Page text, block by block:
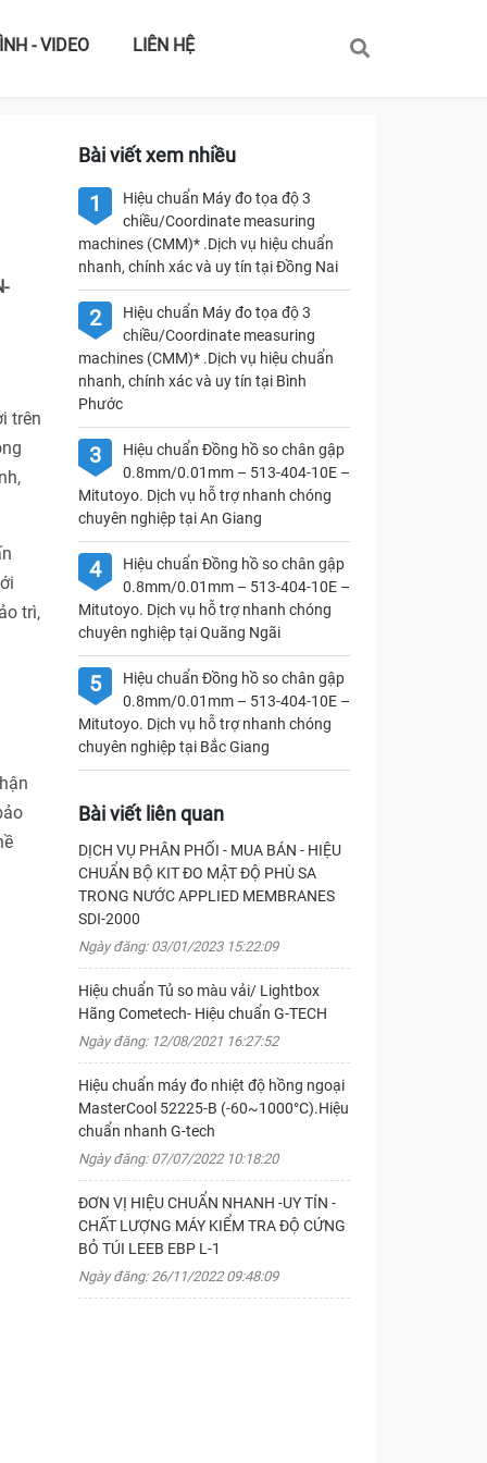
- VIDEO LIÊN HỆ
trên
trì,
Bài viết xem nhiều
1
Hiệu chuẩn Máy đo tọa độ 3
chiều/Coordinate measuring
machines (CMM)* .Dịch vụ hiệu chuẩn
nhanh, chính xác và uy tín tại Đồng Nai
2
Hiệu chuẩn Máy đo tọa độ 3
chiều/Coordinate measuring
machines (CMM)* .Dịch vụ hiệu chuẩn
nhanh, chính xác và uy tín tại Bình
Phước
3
Hiệu chuẩn Đồng hồ so chân gập
0.8mm/0.01mm – 513-404-10E –
Mitutoyo. Dịch vụ hỗ trợ nhanh chóng
chuyên nghiệp tại An Giang
4
Hiệu chuẩn Đồng hồ so chân gập
0.8mm/0.01mm – 513-404-10E –
Mitutoyo. Dịch vụ hỗ trợ nhanh chóng
chuyên nghiệp tại Quãng Ngãi
5
Hiệu chuẩn Đồng hồ so chân gập
0.8mm/0.01mm – 513-404-10E –
Mitutoyo. Dịch vụ hỗ trợ nhanh chóng
chuyên nghiệp tại Bắc Giang
Bài viết liên quan
DỊCH VỤ PHÂN PHỐI - MUA BÁN - HIỆU
CHUẨN BỘ KIT ĐO MẬT ĐỘ PHÙ SA
TRONG NƯỚC APPLIED MEMBRANES
SDI-2000
Ngày đăng: 03/01/2023 15:22:09
Hiệu chuẩn Tủ so màu vải/ Lightbox
Hãng Cometech- Hiệu chuẩn G-TECH
Ngày đăng: 12/08/2021 16:27:52
Hiệu chuẩn máy đo nhiệt độ hồng ngoại
MasterCool 52225-B (-60~1000°C).Hiệu
chuẩn nhanh G-tech
Ngày đăng: 07/07/2022 10:18:20
ĐƠN VỊ HIỆU CHUẨN NHANH -UY TÍN -
CHẤT LƯỢNG MÁY KIỂM TRA ĐỘ CỨNG
BỎ TÚI LEEB EBP L-1
Ngày đăng: 26/11/2022 09:48:09